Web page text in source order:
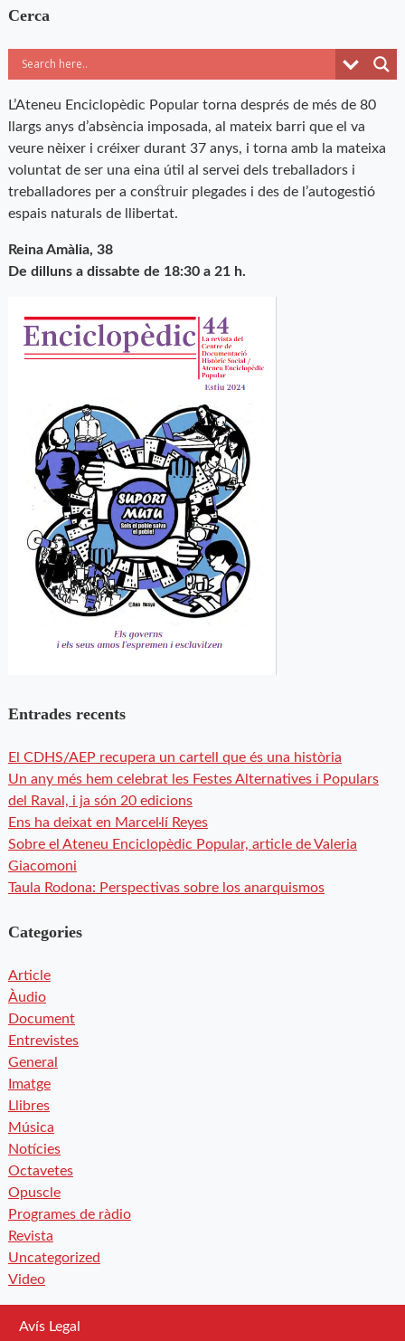
Cerca
L’Ateneu Enciclopèdic Popular torna després de més de 80
llargs anys d’absència imposada, al mateix barri que el va
veure nèixer i créixer durant 37 anys, i torna amb la mateixa
voluntat de ser una eina útil al servei dels treballadors i
treballadores per a construir plegades i des de l’autogestió
espais naturals de llibertat.
Reina Amàlia, 38
De dilluns a dissabte de 18:30 a 21 h.
Entrades recents
El CDHS/AEP recupera un cartell que és una història
Un any més hem celebrat les Festes Alternatives i Populars
del Raval, i ja són 20 edicions
Ens ha deixat en Marcel·lí Reyes
Sobre el Ateneu Enciclopèdic Popular, article de Valeria
Giacomoni
Taula Rodona: Perspectivas sobre los anarquismos
Categories
Article
Àudio
Document
Entrevistes
General
Imatge
Llibres
Música
Notícies
Octavetes
Opuscle
Programes de ràdio
Revista
Uncategorized
Video
Avís Legal